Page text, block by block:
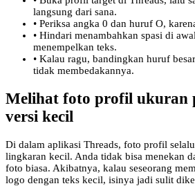
langsung dari sana.
• Periksa angka 0 dan huruf O,
• Hindari menambahkan spasi di
menempelkan teks.
• Kalau ragu, bandingkan huruf
tidak membedakannya.
Melihat foto profil ukuran
versi kecil
Di dalam aplikasi Threads, foto profil
lingkaran kecil. Anda tidak bisa menekan
foto biasa. Akibatnya, kalau seseorang
logo dengan teks kecil, isinya jadi sulit